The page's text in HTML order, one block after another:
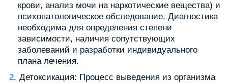
крови, анализ мочи на наркотические вещества) и
психопатологическое обследование. Диагностика
необходима для определения степени
зависимости, наличия сопутствующих
заболеваний и разработки индивидуального
плана лечения.
Детоксикация: Процесс выведения из организма